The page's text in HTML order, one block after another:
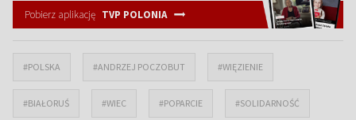
Pobierz aplikację TVP POLONIA
#POLSKA #ANDRZEJ POCZOBUT #WIĘZIENIE
#BIAŁORUŚ #WIEC #POPARCIE #SOLIDARNOŚĆ